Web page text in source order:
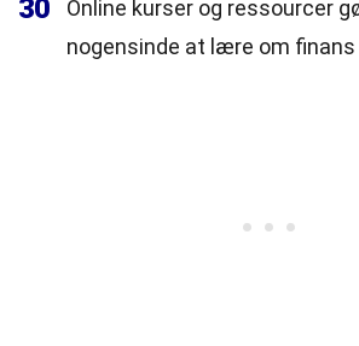
30
Online kurser og ressourcer
nogensinde at lære om finans